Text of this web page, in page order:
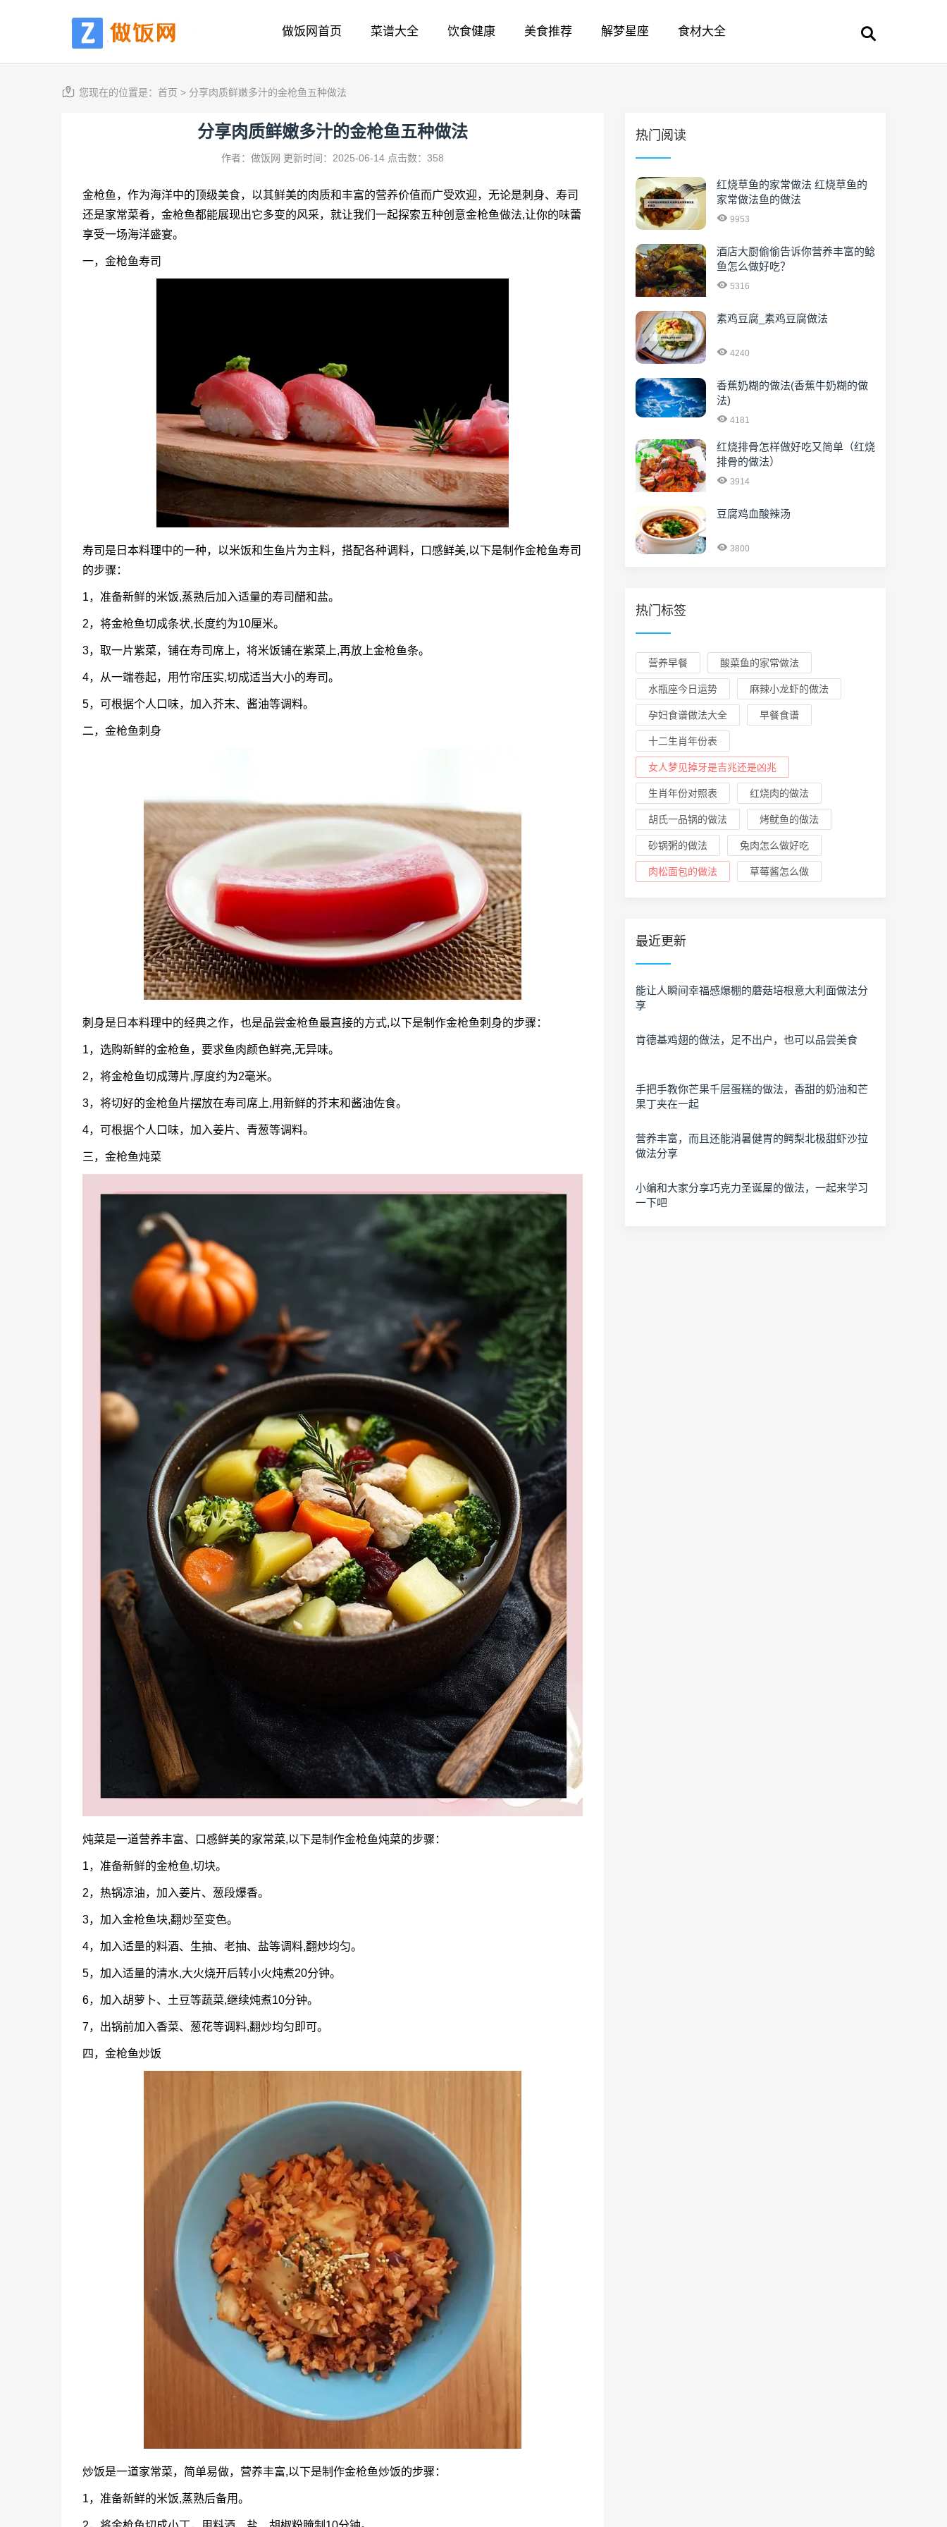
做饭网首页 菜谱大全 饮食健康 美食推荐 解梦星座 食材大全
您现在的位置是： 首页 > 分享肉质鲜嫩多汁的金枪鱼五种做法
分享肉质鲜嫩多汁的金枪鱼五种做法
作者：做饭网 更新时间：2025-06-14 点击数：358
金枪鱼，作为海洋中的顶级美食，以其鲜美的肉质和丰富的营养价值而广受欢迎，无论是刺身、寿司
还是家常菜肴，金枪鱼都能展现出它多变的风采，就让我们一起探索五种创意金枪鱼做法,让你的味蕾
享受一场海洋盛宴。
一，金枪鱼寿司
寿司是日本料理中的一种，以米饭和生鱼片为主料，搭配各种调料，口感鲜美,以下是制作金枪鱼寿司
的步骤：
1，准备新鲜的米饭,蒸熟后加入适量的寿司醋和盐。
2，将金枪鱼切成条状,长度约为10厘米。
3，取一片紫菜，铺在寿司席上，将米饭铺在紫菜上,再放上金枪鱼条。
4，从一端卷起，用竹帘压实,切成适当大小的寿司。
5，可根据个人口味，加入芥末、酱油等调料。
二，金枪鱼刺身
刺身是日本料理中的经典之作，也是品尝金枪鱼最直接的方式,以下是制作金枪鱼刺身的步骤：
1，选购新鲜的金枪鱼，要求鱼肉颜色鲜亮,无异味。
2，将金枪鱼切成薄片,厚度约为2毫米。
3，将切好的金枪鱼片摆放在寿司席上,用新鲜的芥末和酱油佐食。
4，可根据个人口味，加入姜片、青葱等调料。
三，金枪鱼炖菜
炖菜是一道营养丰富、口感鲜美的家常菜,以下是制作金枪鱼炖菜的步骤：
1，准备新鲜的金枪鱼,切块。
2，热锅凉油，加入姜片、葱段爆香。
3，加入金枪鱼块,翻炒至变色。
4，加入适量的料酒、生抽、老抽、盐等调料,翻炒均匀。
5，加入适量的清水,大火烧开后转小火炖煮20分钟。
6，加入胡萝卜、土豆等蔬菜,继续炖煮10分钟。
7，出锅前加入香菜、葱花等调料,翻炒均匀即可。
四，金枪鱼炒饭
炒饭是一道家常菜，简单易做，营养丰富,以下是制作金枪鱼炒饭的步骤：
1，准备新鲜的米饭,蒸熟后备用。
热门阅读
红烧草鱼的家常做法 红烧草鱼的
家常做法鱼的做法
9953
酒店大厨偷偷告诉你营养丰富的鲶
鱼怎么做好吃？
5316
素鸡豆腐_素鸡豆腐做法
4240
香蕉奶糊的做法(香蕉牛奶糊的做
法)
4181
红烧排骨怎样做好吃又简单（红烧
排骨的做法）
3914
豆腐鸡血酸辣汤
3800
热门标签
营养早餐 酸菜鱼的家常做法
水瓶座今日运势 麻辣小龙虾的做法
孕妇食谱做法大全 早餐食谱
十二生肖年份表
女人梦见掉牙是吉兆还是凶兆
生肖年份对照表 红烧肉的做法
胡氏一品锅的做法 烤鱿鱼的做法
砂锅粥的做法 兔肉怎么做好吃
肉松面包的做法 草莓酱怎么做
最近更新
能让人瞬间幸福感爆棚的蘑菇培根意大利面做法分
享
肯德基鸡翅的做法，足不出户，也可以品尝美食
手把手教你芒果千层蛋糕的做法，香甜的奶油和芒
果丁夹在一起
营养丰富，而且还能消暑健胃的鳄梨北极甜虾沙拉
做法分享
小编和大家分享巧克力圣诞屋的做法，一起来学习
一下吧